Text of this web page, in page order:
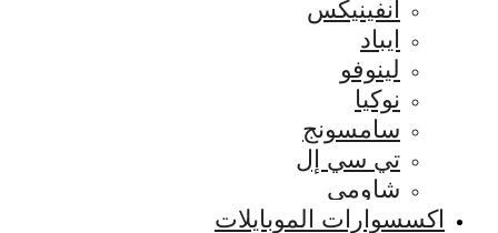
انفينيكس
ايباد
لينوفو
نوكيا
سامسونج
تي سي إل
شاومي
اكسسوارات الموبايلات